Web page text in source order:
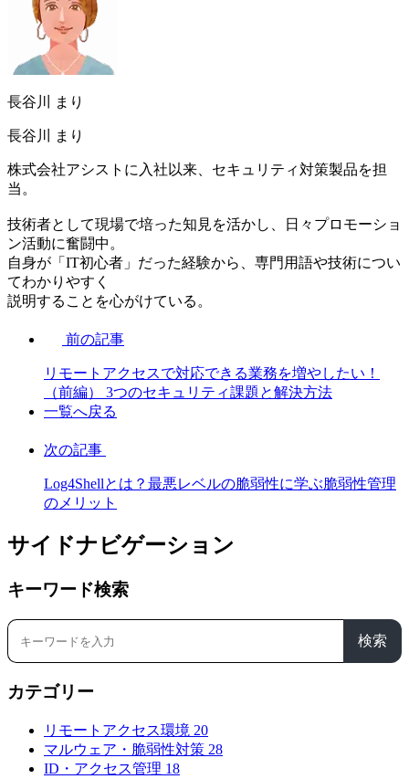
長谷川 まり
長谷川 まり
株式会社アシストに入社以来、セキュリティ対策製品を担
当。
技術者として現場で培った知見を活かし、日々プロモーショ
ン活動に奮闘中。
自身が「IT初心者」だった経験から、専門用語や技術につい
てわかりやすく
説明することを心がけている。
前の記事
リモートアクセスで対応できる業務を増やしたい！
（前編） 3つのセキュリティ課題と解決方法
一覧へ戻る
次の記事
Log4Shellとは？最悪レベルの脆弱性に学ぶ脆弱性管理
のメリット
サイドナビゲーション
キーワード検索
検索
カテゴリー
リモートアクセス環境 20
マルウェア・脆弱性対策 28
ID・アクセス管理 18